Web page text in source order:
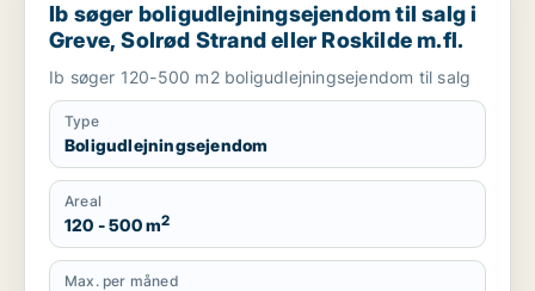
Ib søger boligudlejningsejendom til salg i
Greve, Solrød Strand eller Roskilde m.fl.
Ib søger 120-500 m2 boligudlejningsejendom til salg
Type
Boligudlejningsejendom
Areal
120 - 500 m2
Max. per måned